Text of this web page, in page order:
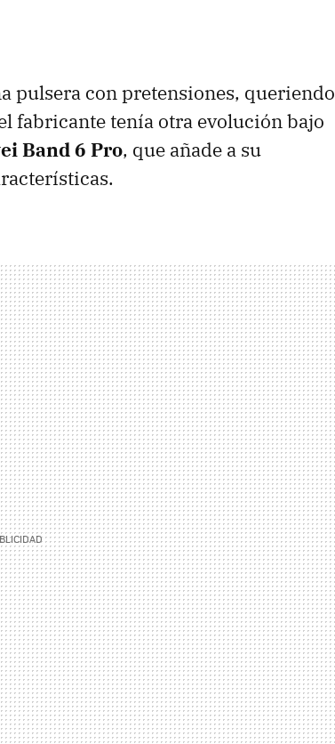
pulsera con pretensiones, queriendo
fabricante tenía otra evolución bajo
Band 6 Pro, que añade a su